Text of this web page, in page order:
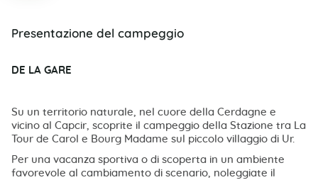
Presentazione del campeggio
DE LA GARE
Su un territorio naturale, nel cuore della Cerdagne e
vicino al Capcir, scoprite il campeggio della Stazione tra La
Tour de Carol e Bourg Madame sul piccolo villaggio di Ur.
Per una vacanza sportiva o di scoperta in un ambiente
favorevole al cambiamento di scenario, noleggiate il